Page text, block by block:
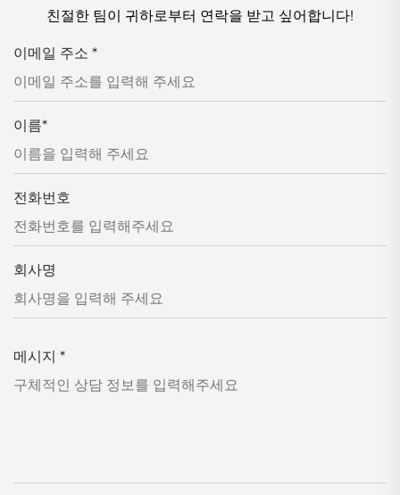
친절한 팀이 귀하로부터 연락을 받고 싶어합니다!
이메일 주소 *
이름*
전화번호
회사명
메시지 *